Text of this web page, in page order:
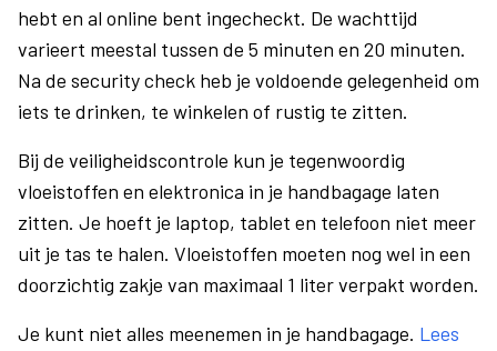
hebt en al online bent ingecheckt. De wachttijd
varieert meestal tussen de 5 minuten en 20 minuten.
Na de security check heb je voldoende gelegenheid om
iets te drinken, te winkelen of rustig te zitten.
Bij de veiligheidscontrole kun je tegenwoordig
vloeistoffen en elektronica in je handbagage laten
zitten. Je hoeft je laptop, tablet en telefoon niet meer
uit je tas te halen. Vloeistoffen moeten nog wel in een
doorzichtig zakje van maximaal 1 liter verpakt worden.
Je kunt niet alles meenemen in je handbagage. Lees